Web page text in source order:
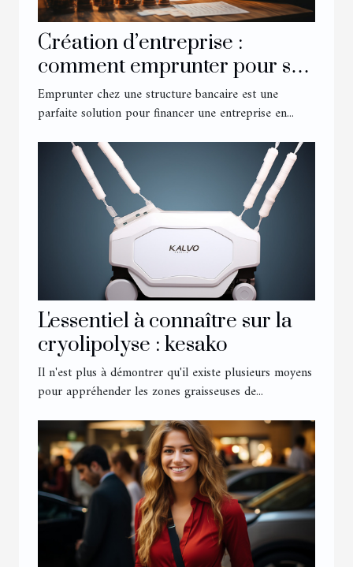
Création d’entreprise :
comment emprunter pour se
lancer ?
Emprunter chez une structure bancaire est une
parfaite solution pour financer une entreprise en...
L'essentiel à connaître sur la
cryolipolyse : kesako
Il n'est plus à démontrer qu'il existe plusieurs moyens
pour appréhender les zones graisseuses de...